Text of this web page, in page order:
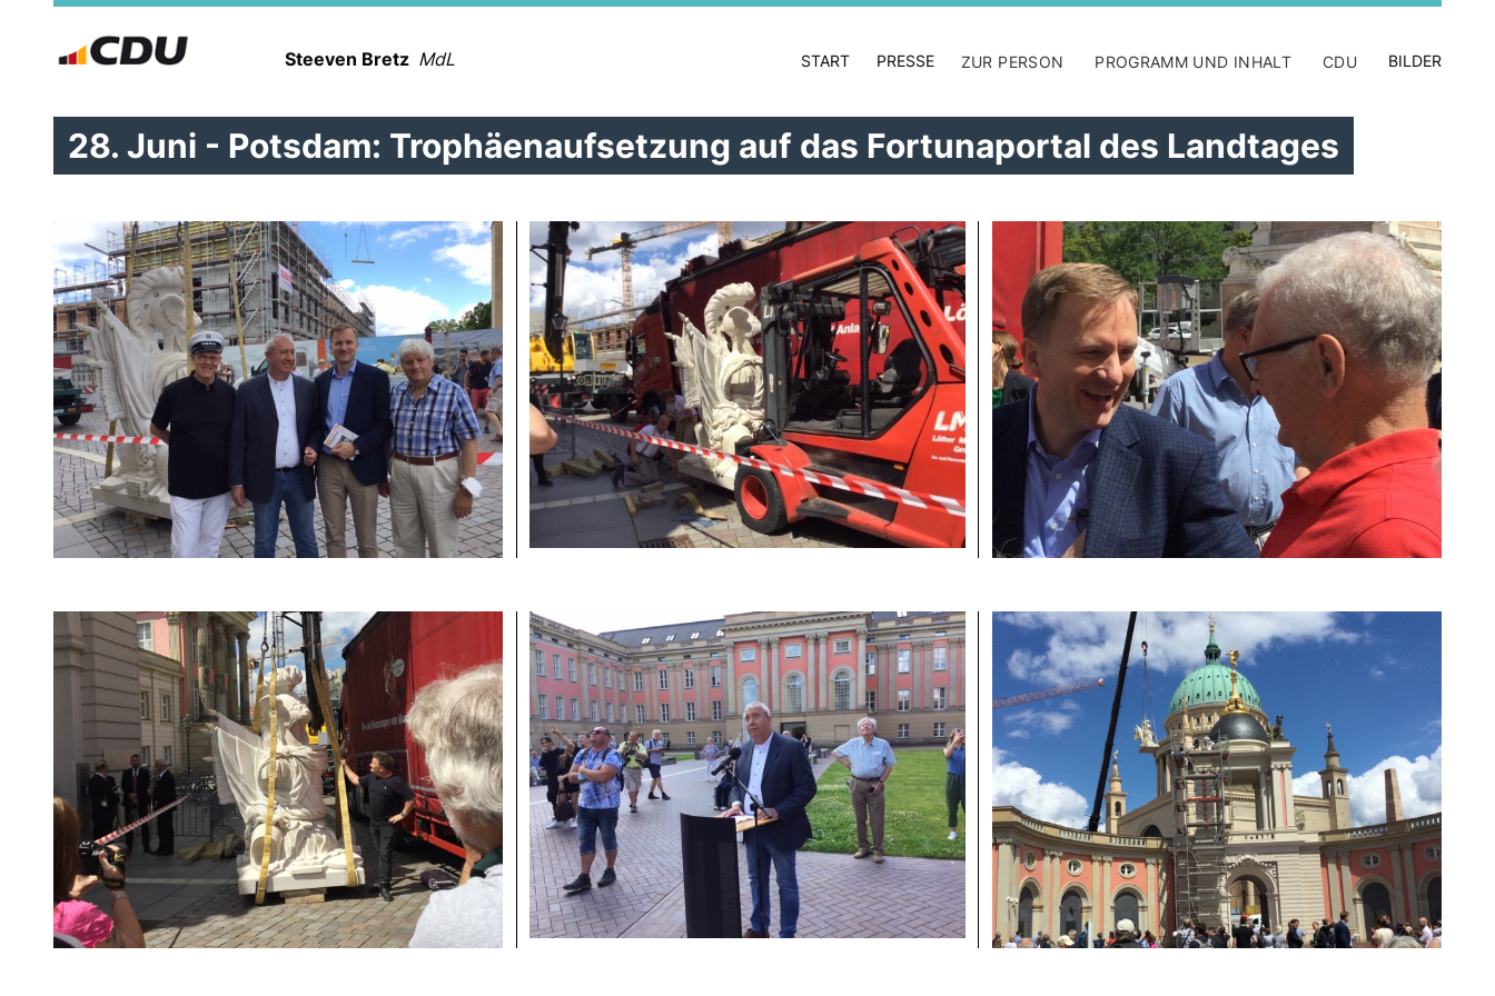
Steeven Bretz MdL START PRESSE ZUR PERSON PROGRAMM UND INHALT CDU BILDER
28. Juni - Potsdam: Trophäenaufsetzung auf das Fortunaportal des Landtages